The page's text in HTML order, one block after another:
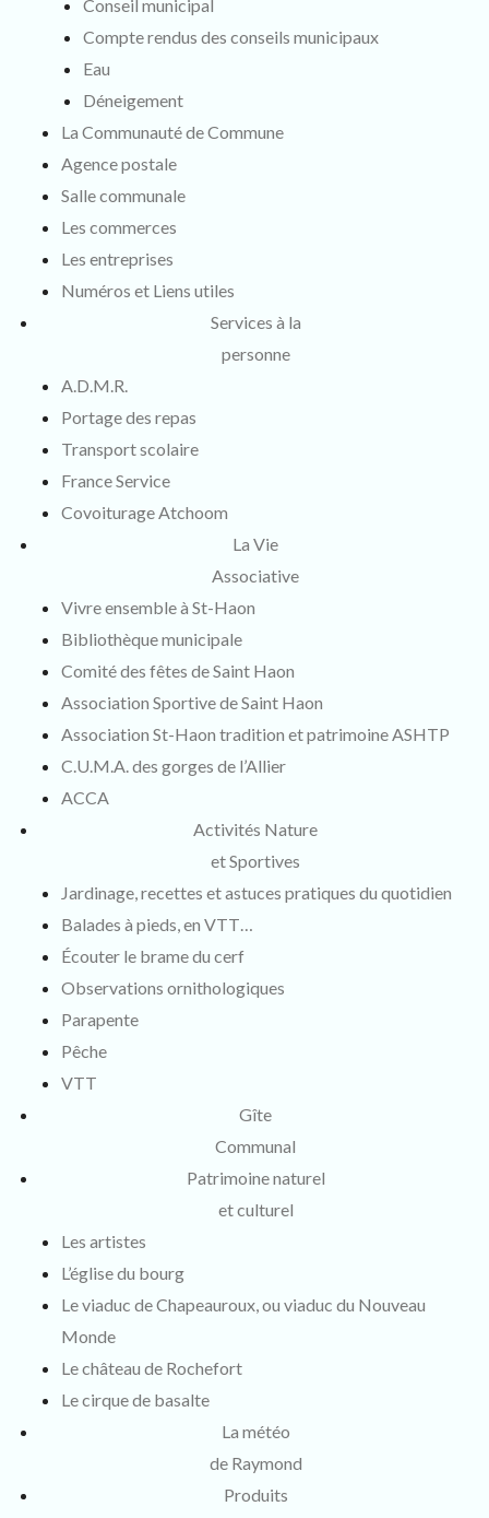
Conseil municipal
Compte rendus des conseils municipaux
Eau
Déneigement
La Communauté de Commune
Agence postale
Salle communale
Les commerces
Les entreprises
Numéros et Liens utiles
Services à la
personne
A.D.M.R.
Portage des repas
Transport scolaire
France Service
Covoiturage Atchoom
La Vie
Associative
Vivre ensemble à St-Haon
Bibliothèque municipale
Comité des fêtes de Saint Haon
Association Sportive de Saint Haon
Association St-Haon tradition et patrimoine ASHTP
C.U.M.A. des gorges de l’Allier
ACCA
Activités Nature
et Sportives
Jardinage, recettes et astuces pratiques du quotidien
Balades à pieds, en VTT…
Écouter le brame du cerf
Observations ornithologiques
Parapente
Pêche
VTT
Gîte
Communal
Patrimoine naturel
et culturel
Les artistes
L’église du bourg
Le viaduc de Chapeauroux, ou viaduc du Nouveau
Monde
Le château de Rochefort
Le cirque de basalte
La météo
de Raymond
Produits